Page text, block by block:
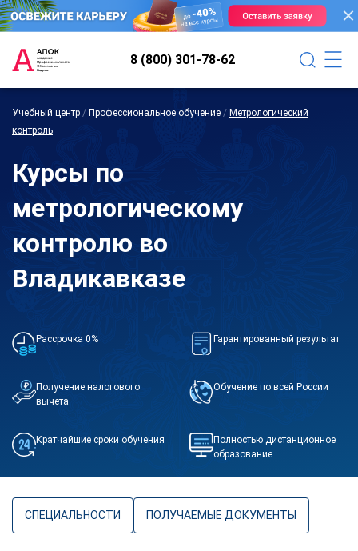
8 (800) 301-78-62
Учебный центр / Профессиональное обучение / Метрологический
контроль
Курсы по
метрологическому
контролю во
Владикавказе
Рассрочка 0% Гарантированный результат
Получение налогового
вычета
Обучение по всей России
Кратчайшие сроки обучения
Полностью дистанционное
образование
СПЕЦИАЛЬНОСТИ ПОЛУЧАЕМЫЕ ДОКУМЕНТЫ